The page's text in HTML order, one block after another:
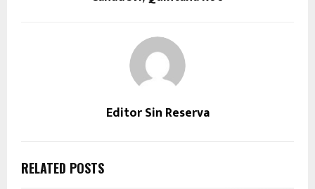
Editor Sin Reserva
RELATED POSTS